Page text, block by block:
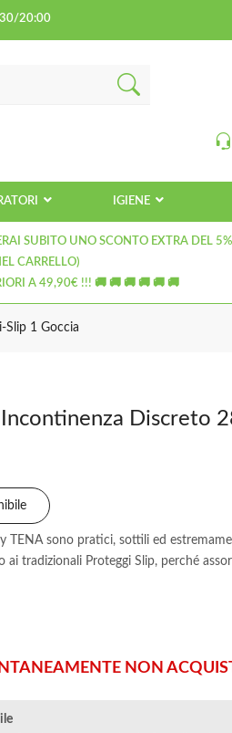
20:00
IGIENE
SUBITO UNO SCONTO EXTRA DEL
CARRELLO)
A 49,90€ !!! 🚚 🚚 🚚 🚚 🚚 🚚
Slip 1 Goccia
Incontinenza Discreto
TENA sono pratici, sottili ed
ai tradizionali Proteggi Slip, perché
NON